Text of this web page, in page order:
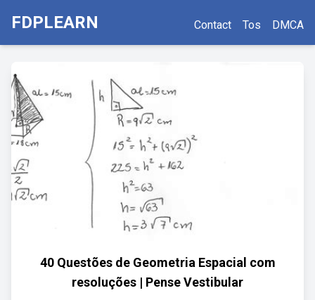
FDPLEARN Contact Tos DMCA
40 Questões de Geometria Espacial com
resoluções | Pense Vestibular